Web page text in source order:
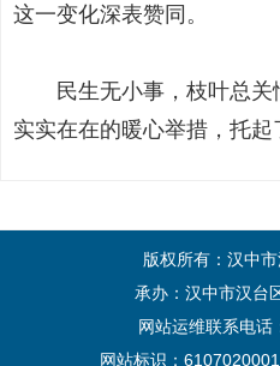
这一变化深表赞同。
民生无小事，枝叶总关
实实在在的暖心举措，托起
版权所有：汉中
承办：汉中市汉台
网站运维联系电
网站标识：6107020001